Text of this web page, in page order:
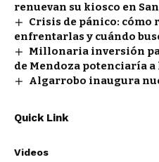
renuevan su kiosco en
Crisis de pánico: cómo
enfrentarlas y cuándo
Millonaria inversión
de Mendoza potenciaría
Algarrobo inaugura
Quick Link
Videos